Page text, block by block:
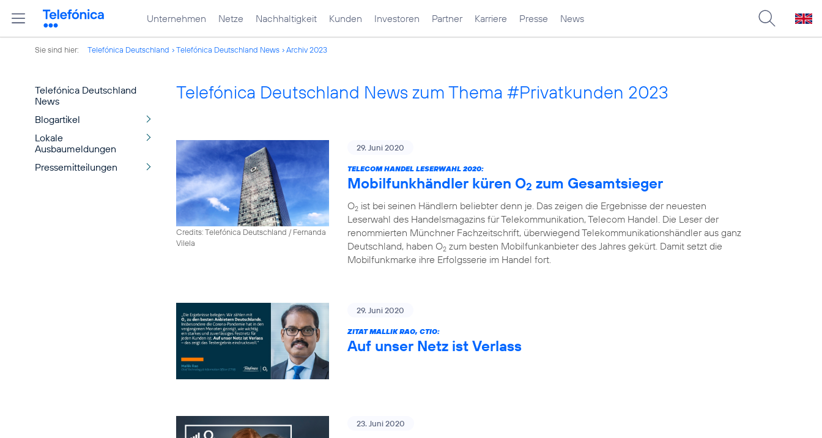
Unternehmen Netze Nachhaltigkeit Kunden Investoren Partner Karriere Presse News
Sie sind hier: Telefónica Deutschland Telefónica Deutschland News Archiv 2023
Telefónica Deutschland
News
Blogartikel
Lokale
Ausbaumeldungen
Pressemitteilungen
Telefónica Deutschland News zum Thema #Privatkunden 2023
Credits: Telefónica Deutschland / Fernanda
Vilela
29. Juni 2020
TELECOM HANDEL LESERWAHL 2020:
Mobilfunkhändler küren O2 zum Gesamtsieger
O2 ist bei seinen Händlern beliebter denn je. Das zeigen die Ergebnisse der neuesten
Leserwahl des Handelsmagazins für Telekommunikation, Telecom Handel. Die Leser der
renommierten Münchner Fachzeitschrift, überwiegend Telekommunikationshändler aus ganz
Deutschland, haben O2 zum besten Mobilfunkanbieter des Jahres gekürt. Damit setzt die
Mobilfunkmarke ihre Erfolgsserie im Handel fort.
29. Juni 2020
ZITAT MALLIK RAO, CTIO:
Auf unser Netz ist Verlass
23. Juni 2020